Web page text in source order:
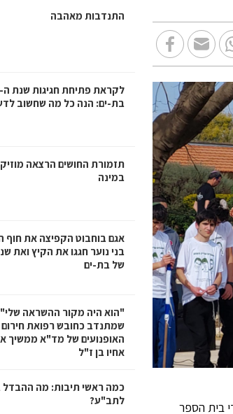
בית הספר
התנדבות מאהבה
בת-ים: הנה כל מה שחשוב
תזמורת החושים הרצאה
במינה
אגם בוחבוט הקפיצה את חוף
של בת-ים
"הוא היה מקור ההשראה שלי":
שמתנדב כחובש רפואת חירום
האופנועים של מד"א ממשיך
אחיו בן ז"ל
כמה ראשי תיבות: מה ההבדל
לתב"ע?